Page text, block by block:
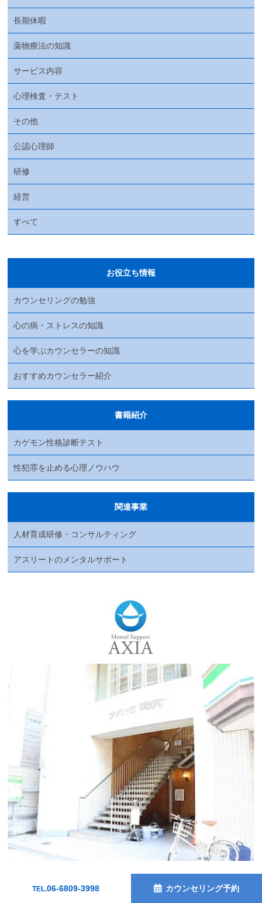
TEL.06-6809-3998 カウンセリング予約
長期休暇
薬物療法の知識
サービス内容
心理検査・テスト
その他
公認心理師
研修
経営
すべて
お役立ち情報
カウンセリングの勉強
心の病・ストレスの知識
心を学ぶカウンセラーの知識
おすすめカウンセラー紹介
書籍紹介
カゲモン性格診断テスト
性犯罪を止める心理ノウハウ
関連事業
人材育成研修・コンサルティング
アスリートのメンタルサポート
大阪府大阪市北区天神橋2-3-10